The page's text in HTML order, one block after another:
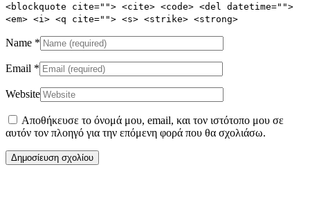
<blockquote cite=""> <cite> <code> <del datetime="">
<em> <i> <q cite=""> <s> <strike> <strong>
Name *
Email *
Website
Αποθήκευσε το όνομά μου, email, και τον ιστότοπο μου σε
αυτόν τον πλοηγό για την επόμενη φορά που θα σχολιάσω.